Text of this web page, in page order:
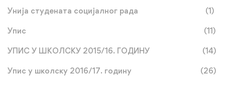
Унија студената социјалног рада (1)
Упис (11)
УПИС У ШКОЛСКУ 2015/16. ГОДИНУ (14)
Упис у школску 2016/17. годину (26)